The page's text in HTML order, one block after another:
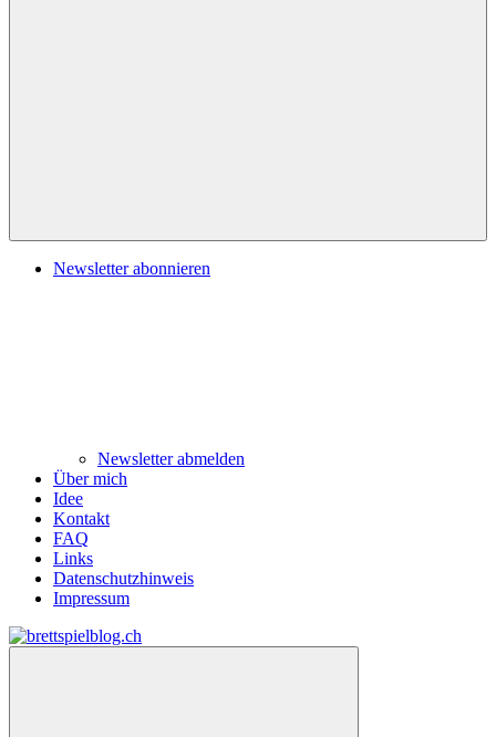
Newsletter abonnieren
Newsletter abmelden
Über mich
Idee
Kontakt
FAQ
Links
Datenschutzhinweis
Impressum
Zum
Inhalt